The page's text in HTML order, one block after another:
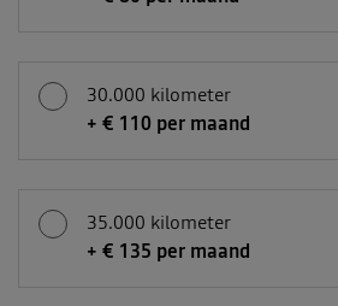
30.000 kilometer
+ € 110 per maand
35.000 kilometer
+ € 135 per maand